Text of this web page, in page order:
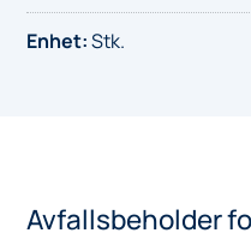
Enhet:Stk.
Avfallsbeholder